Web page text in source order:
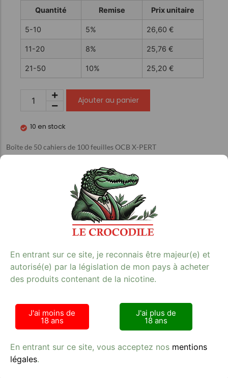
Quantité Remise Prix unitaire
5-10 5% 26,60 €
11-20 8% 25,76 €
21-50 10% 25,20 €
Ajouter au panier
10 en stock
Boîte de 50 cahiers de 100 feuilles OCB X-PERT
Description
Boîte de 50 cahiers de 100 feuilles OCB X-PERT
Avis clients
En entrant sur ce site, je reconnais être majeur(e) et
autorisé(e) par la législation de mon pays à acheter
des produits contenant de la nicotine.
J'ai moins de
18 ans
J'ai plus de
18 ans
En entrant sur ce site, vous acceptez nos mentions
légales.